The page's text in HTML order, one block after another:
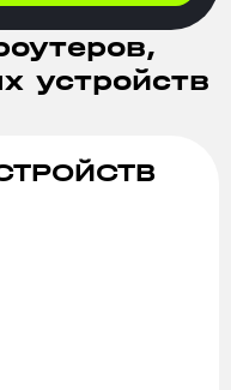
устройств